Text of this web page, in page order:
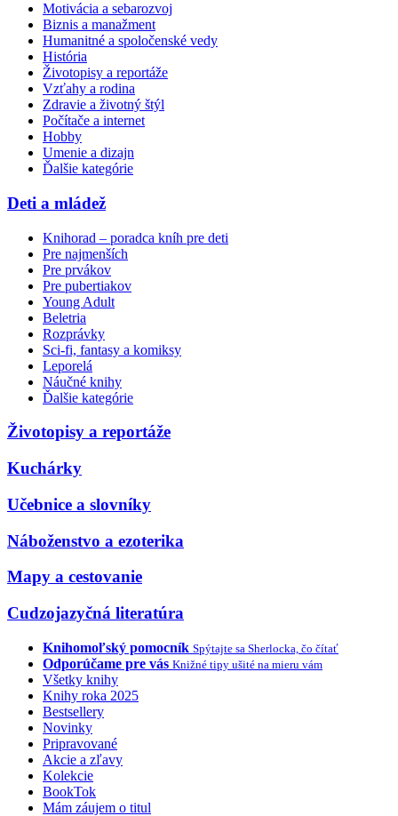
Motivácia a sebarozvoj
Biznis a manažment
Humanitné a spoločenské vedy
História
Životopisy a reportáže
Vzťahy a rodina
Zdravie a životný štýl
Počítače a internet
Hobby
Umenie a dizajn
Ďalšie kategórie
Deti a mládež
Knihorad – poradca kníh pre deti
Pre najmenších
Pre prvákov
Pre pubertiakov
Young Adult
Beletria
Rozprávky
Sci-fi, fantasy a komiksy
Leporelá
Náučné knihy
Ďalšie kategórie
Životopisy a reportáže
Kuchárky
Učebnice a slovníky
Náboženstvo a ezoterika
Mapy a cestovanie
Cudzojazyčná literatúra
Knihomoľský pomocník Spýtajte sa Sherlocka, čo čítať
Odporúčame pre vás Knižné tipy ušité na mieru vám
Všetky knihy
Knihy roka 2025
Bestsellery
Novinky
Pripravované
Akcie a zľavy
Kolekcie
BookTok
Mám záujem o titul